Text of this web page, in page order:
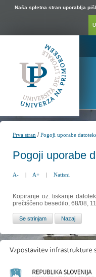
Naša spletna stran uporablja
Prva stran /Pogoji uporabe
Pogoji uporabe
A- | A+ | Natisni
Kopiranje oz. tiskanje
prečiščeno besedilo, 68/08,